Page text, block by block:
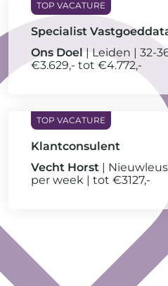
Specialist
Ons Doel Leiden
32-
€3.629,- tot €4.772,-
Klantconsulent
Vecht Horst
per week
tot €3127,-